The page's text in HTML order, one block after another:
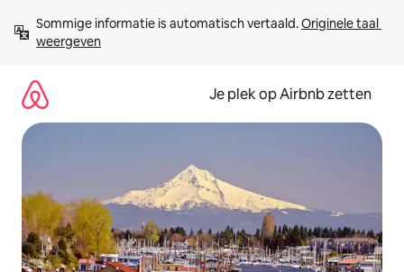
direct
naar
Sommige informatie is automatisch vertaald. Originele taal
weergeven
Je plek op Airbnb zetten